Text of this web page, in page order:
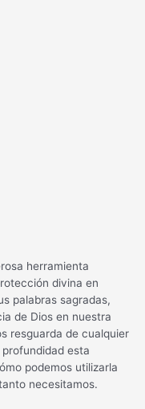
herramienta
divina en
palabras sagradas,
de Dios en nuestra
resguarda de cualquier
esta
podemos utilizarla
necesitamos.